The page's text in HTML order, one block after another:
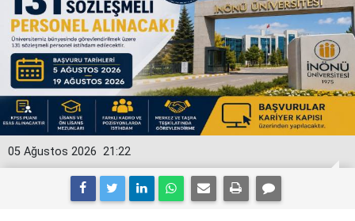
21:22
05 Ağustos 2026